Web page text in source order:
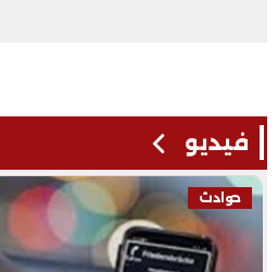
فيديو
حوادث